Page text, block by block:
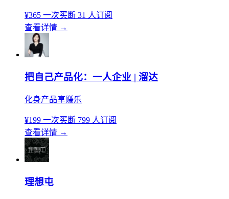
¥365 一次买断 31 人订阅
查看详情 →
把自己产品化：一人企业 | 溜达
化身产品享赚乐
¥199 一次买断 799 人订阅
查看详情 →
理想屯